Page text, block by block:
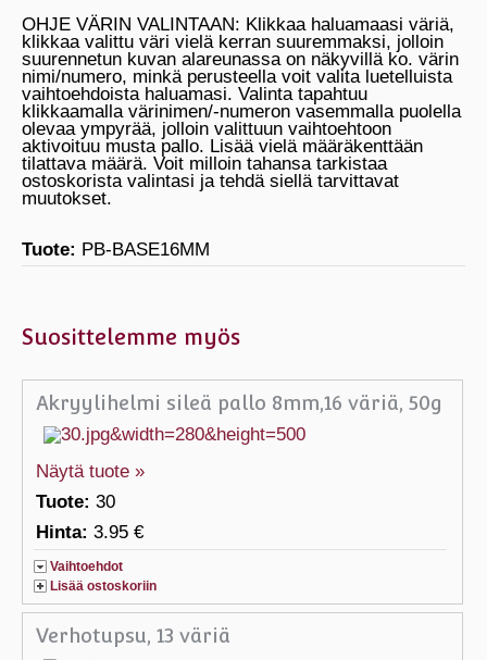
OHJE VÄRIN VALINTAAN: Klikkaa haluamaasi väriä,
klikkaa valittu väri vielä kerran suuremmaksi, jolloin
suurennetun kuvan alareunassa on näkyvillä ko. värin
nimi/numero, minkä perusteella voit valita luetelluista
vaihtoehdoista haluamasi. Valinta tapahtuu
klikkaamalla värinimen/-numeron vasemmalla puolella
olevaa ympyrää, jolloin valittuun vaihtoehtoon
aktivoituu musta pallo. Lisää vielä määräkenttään
tilattava määrä. Voit milloin tahansa tarkistaa
ostoskorista valintasi ja tehdä siellä tarvittavat
muutokset.
Tuote: PB-BASE16MM
Suosittelemme myös
Akryylihelmi sileä pallo 8mm,16 väriä, 50g
Näytä tuote »
Tuote: 30
Hinta: 3.95 €
Vaihtoehdot
Lisää ostoskoriin
Verhotupsu, 13 väriä